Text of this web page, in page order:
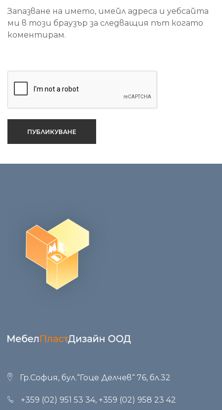
Запазване на името, имейл адреса и уебсайта
ми в този браузър за следващия път когато
коментирам.
Гр.София, бул.“Гоце Делчев“ 76, бл.32
+359 (02) 951 53 34, +359 (02) 958 23 42